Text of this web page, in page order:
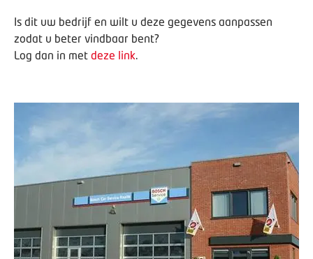
Is dit uw bedrijf en wilt u deze gegevens aanpassen
zodat u beter vindbaar bent?
Log dan in met deze link.